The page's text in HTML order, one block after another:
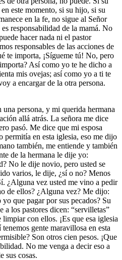
este momento, si su hijo, si su
en la fe, no sigue al Señor
responsabilidad de la mamá. No
hacer nada ni el pastor
responsables de las acciones de
te importa, ¡Sígueme tú! No, pero
Así como yo te he dicho a
mis ovejas; así como yo a ti te
a encargar de la otra persona.
persona, y mi querida hermana
allá atrás. La señora me dice
pasó. Me dice que mi esposa
permitía en esta iglesia, eso me dijo
también, me entiende y también
de la hermana le dije yo:
No le dije novio, pero usted se
varios, le dije, ¿sí o no? Menos
¿Alguna vez usted me vino a pedir
de ellos? ¿Alguna vez? Me dijo:
que pagar por sus pecados? Su
los pastores dicen: “servilletas”
con ellos. ¡Es que esa iglesia
gente maravillosa en esta
Son otros cien pesos. ¡Que
No me venga a decir eso a
sus cosas.